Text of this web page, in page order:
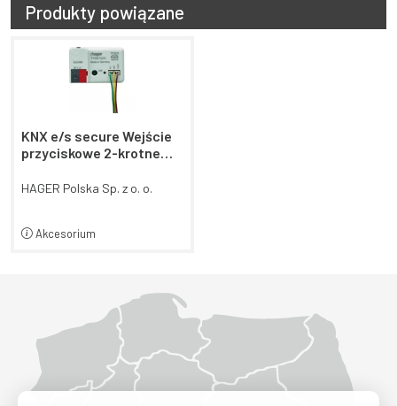
Produkty powiązane
KNX e/s secure Wejście
przyciskowe 2-krotne
HAGER Polska Sp. z o. o.
Akcesorium